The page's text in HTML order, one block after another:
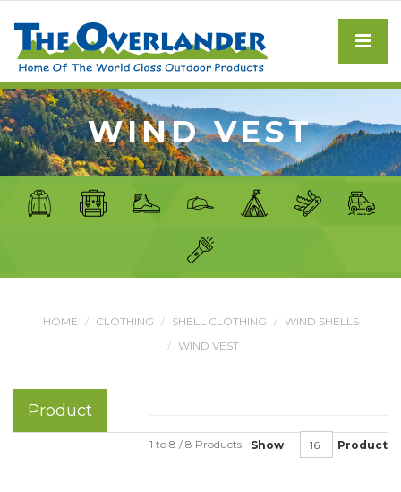
WIND VEST
HOME CLOTHING SHELL CLOTHING
WIND SHELLS
WIND VEST
Product
Show Product
1 to 8 / 8 Products